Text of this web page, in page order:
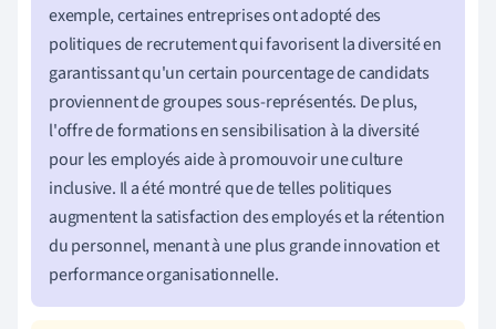
exemple, certaines entreprises ont adopté des
politiques de recrutement qui favorisent la diversité en
garantissant qu'un certain pourcentage de candidats
proviennent de groupes sous-représentés. De plus,
l'offre de formations en sensibilisation à la diversité
pour les employés aide à promouvoir une culture
inclusive. Il a été montré que de telles politiques
augmentent la satisfaction des employés et la rétention
du personnel, menant à une plus grande innovation et
performance organisationnelle.